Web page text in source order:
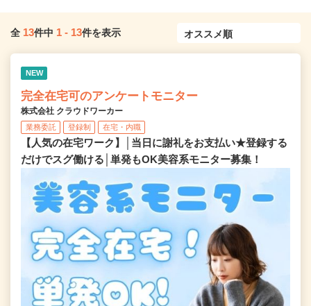
全 13件中 1 - 13件を表示
NEW
完全在宅可のアンケートモニター
株式会社 クラウドワーカー
業務委託 登録制 在宅・内職
【人気の在宅ワーク】│当日に謝礼をお支払い★登録する
だけでスグ働ける│単発もOK美容系モニター募集！